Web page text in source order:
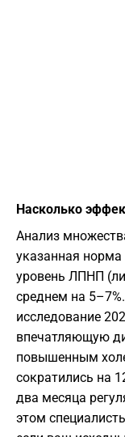
​Насколько
​Анализ
указанная норма
уровень ЛПНП
среднем на
исследование
впечатляющую
повышенным
сократились на
два месяца
этом